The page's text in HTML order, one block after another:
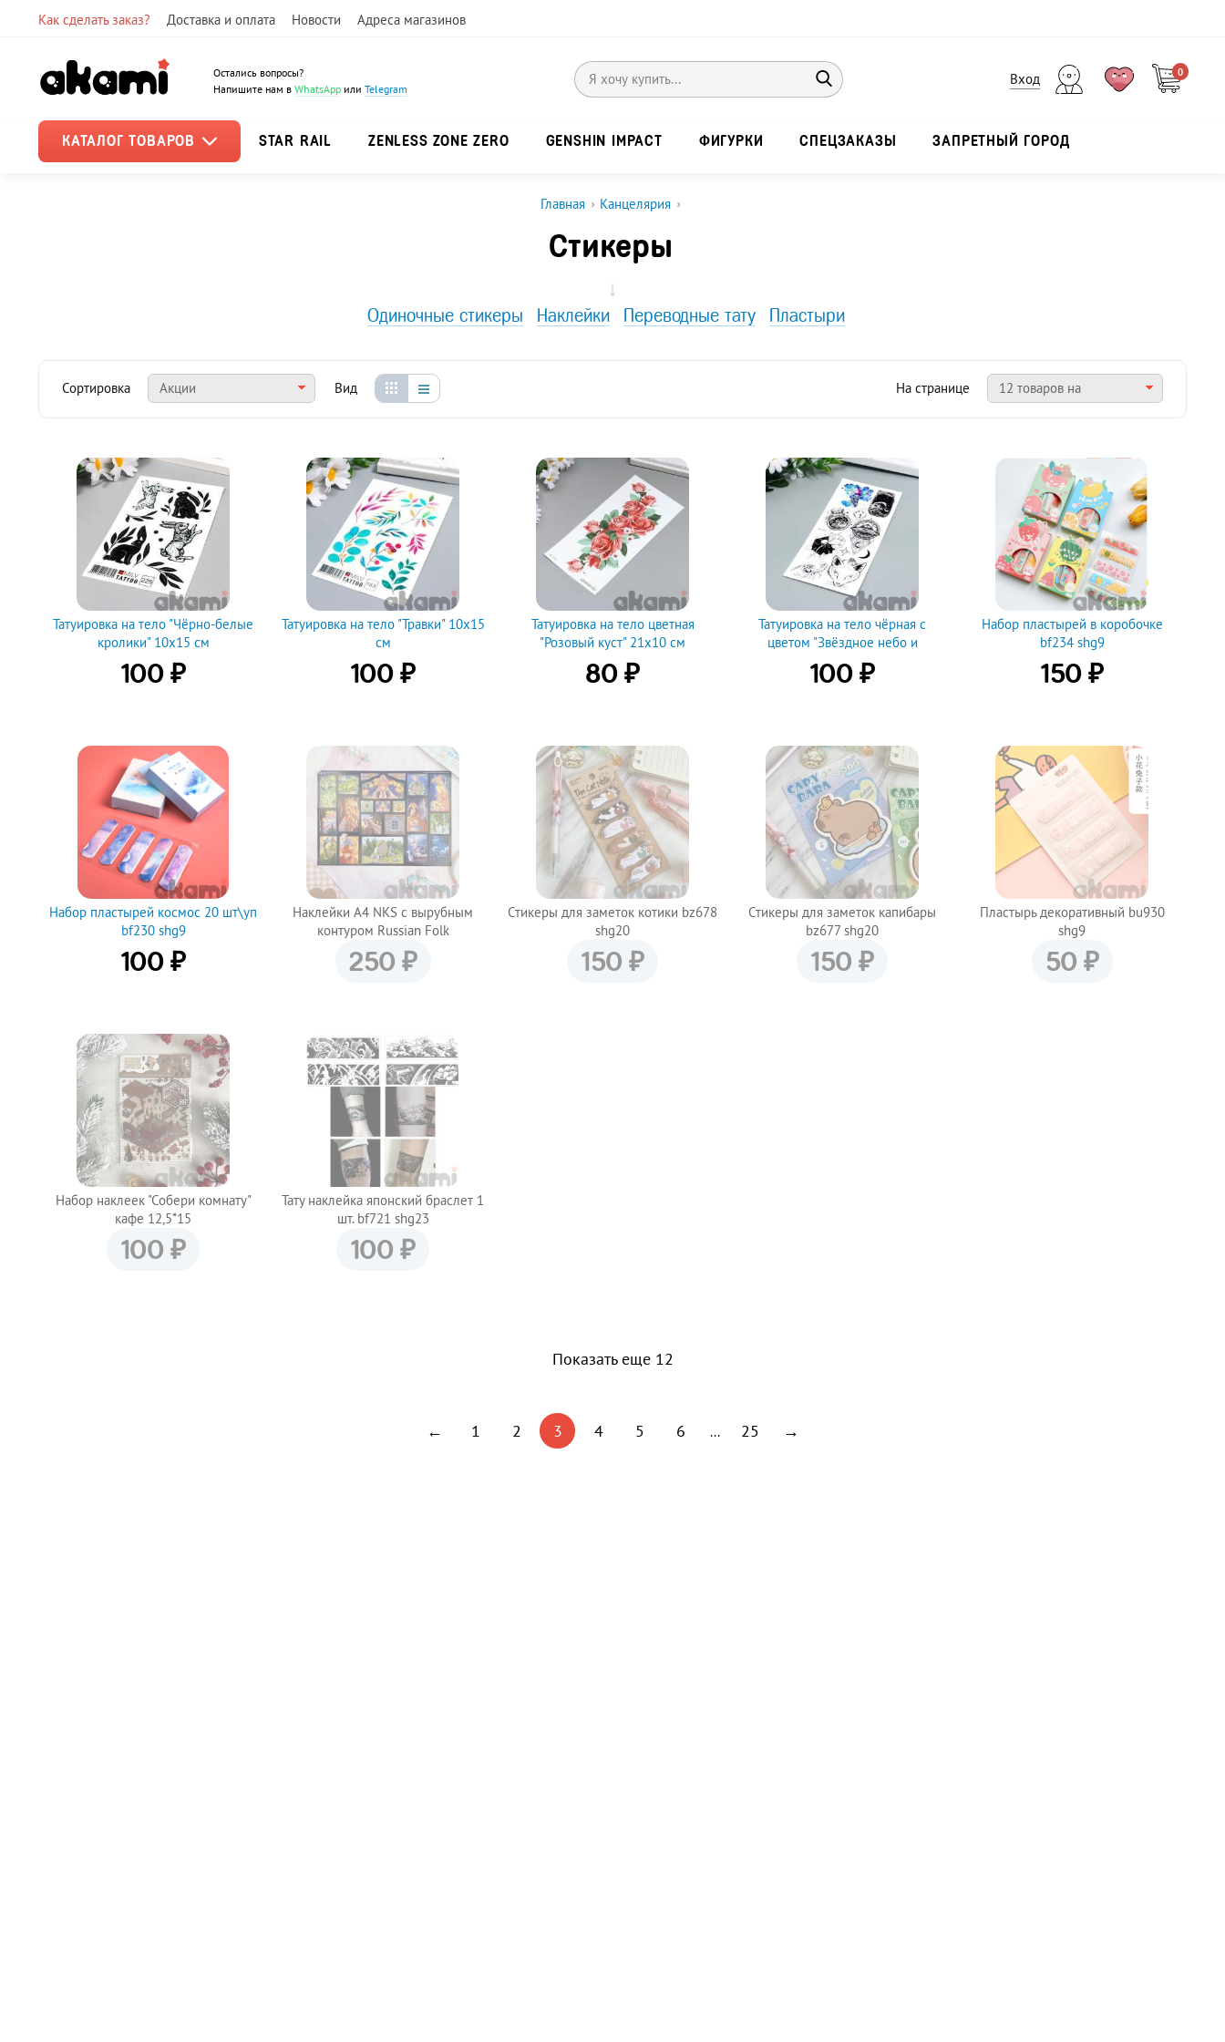
Как сделать заказ? Доставка и оплата Новости Адреса магазинов
Остались вопросы?
Напишите нам вWhatsApp илиTelegram
Вход 0
КАТАЛОГ ТОВАРОВ STAR RAIL ZENLESS ZONE ZERO GENSHIN IMPACT ФИГУРКИ СПЕЦЗАКАЗЫ ЗАПРЕТНЫЙ ГОРОД
Главная › Канцелярия ›
Стикеры
↓
Одиночные стикеры Наклейки Переводные тату Пластыри
Сортировка Акции Вид На странице
12 товаров на
Татуировка на тело "Чёрно-белые
кролики" 10х15 см
100 ₽
Татуировка на тело "Травки" 10х15
см
100 ₽
Татуировка на тело цветная
"Розовый куст" 21х10 см
80 ₽
Татуировка на тело чёрная с
цветом "Звёздное небо и
животные" 19х9 см
100 ₽
Набор пластырей в коробочке
bf234 shg9
150 ₽
Набор пластырей космос 20 шт\уп
bf230 shg9
100 ₽
Наклейки А4 NKS с вырубным
контуром Russian Folk
250 ₽
Стикеры для заметок котики bz678
shg20
150 ₽
Стикеры для заметок капибары
bz677 shg20
150 ₽
Пластырь декоративный bu930
shg9
50 ₽
Набор наклеек "Собери комнату"
кафе 12,5*15
100 ₽
Тату наклейка японский браслет 1
шт. bf721 shg23
100 ₽
Показать еще 12
← 1 2 3 4 5 6 →
... 25